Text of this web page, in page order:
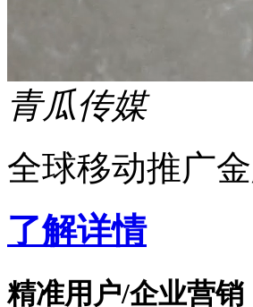
青瓜传媒
全球移动推广
了解详情
精准用户/企业营销